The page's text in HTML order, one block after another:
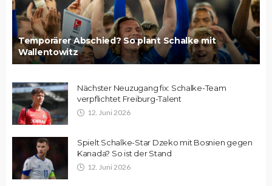
Temporärer Abschied? So plant Schalke mit
Wallentowitz
Nächster Neuzugang fix: Schalke-Team
verpflichtet Freiburg-Talent
12. Juni 2026
Spielt Schalke-Star Dzeko mit Bosnien gegen
Kanada? So ist der Stand
12. Juni 2026